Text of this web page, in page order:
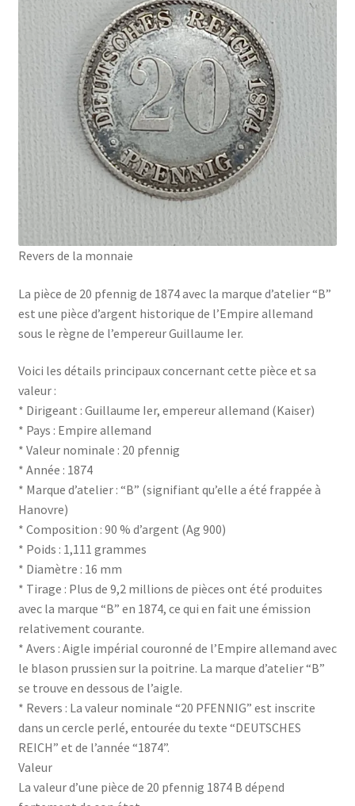
Revers de la monnaie
La pièce de 20 pfennig de 1874 avec la marque d’atelier “B”
est une pièce d’argent historique de l’Empire allemand
sous le règne de l’empereur Guillaume Ier.
Voici les détails principaux concernant cette pièce et sa
valeur :
* Dirigeant : Guillaume Ier, empereur allemand (Kaiser)
* Pays : Empire allemand
* Valeur nominale : 20 pfennig
* Année : 1874
* Marque d’atelier : “B” (signifiant qu’elle a été frappée à
Hanovre)
* Composition : 90 % d’argent (Ag 900)
* Poids : 1,111 grammes
* Diamètre : 16 mm
* Tirage : Plus de 9,2 millions de pièces ont été produites
avec la marque “B” en 1874, ce qui en fait une émission
relativement courante.
* Avers : Aigle impérial couronné de l’Empire allemand avec
le blason prussien sur la poitrine. La marque d’atelier “B”
se trouve en dessous de l’aigle.
* Revers : La valeur nominale “20 PFENNIG” est inscrite
dans un cercle perlé, entourée du texte “DEUTSCHES
REICH” et de l’année “1874”.
Valeur
La valeur d’une pièce de 20 pfennig 1874 B dépend